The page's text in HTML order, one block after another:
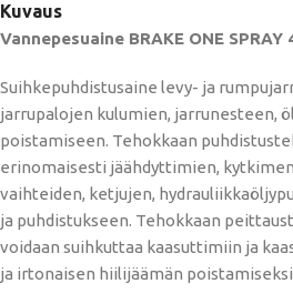
Kuvaus
Vannepesuaine BRAKE ONE SPRAY
Suihkepuhdistusaine levy- ja
jarrupalojen kulumien, jarrunesteen,
poistamiseen. Tehokkaan
erinomaisesti jäähdyttimien,
vaihteiden, ketjujen,
ja puhdistukseen. Tehokkaan
voidaan suihkuttaa kaasuttimiin ja
ja irtonaisen hiilijäämän